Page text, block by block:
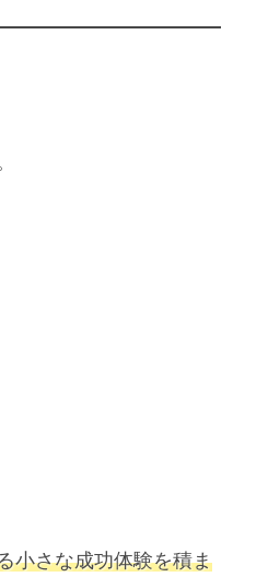
小さな成功体験を積ま